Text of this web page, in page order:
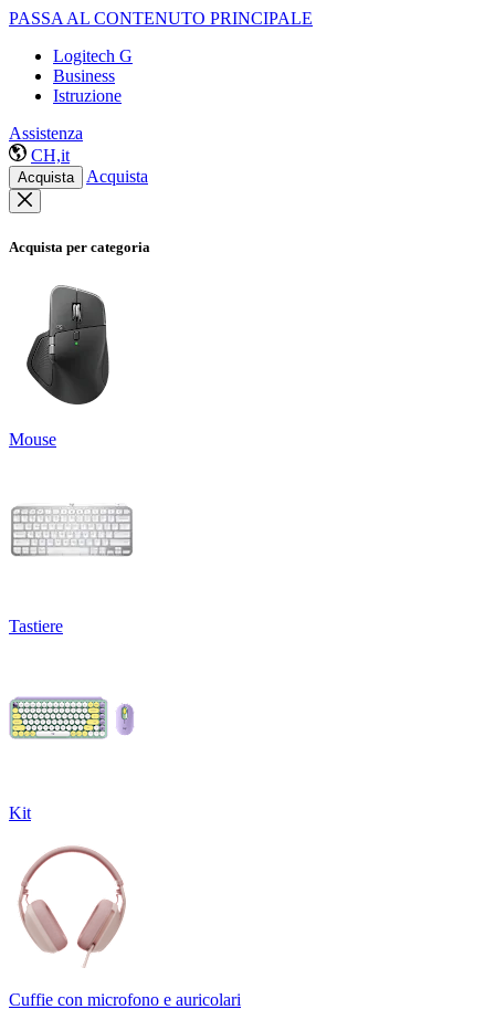
PASSA AL CONTENUTO PRINCIPALE
Logitech G
Business
Istruzione
Assistenza
CH,it
Acquista Acquista
Acquista per categoria
Mouse
Tastiere
Kit
Cuffie con microfono e auricolari